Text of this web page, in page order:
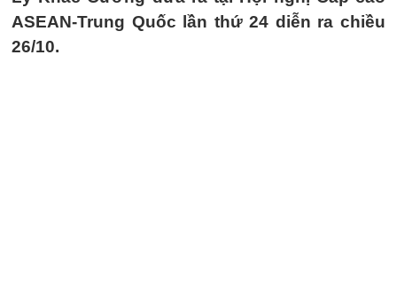
ASEAN-Trung Quốc lần thứ 24 diễn ra chiều
26/10.